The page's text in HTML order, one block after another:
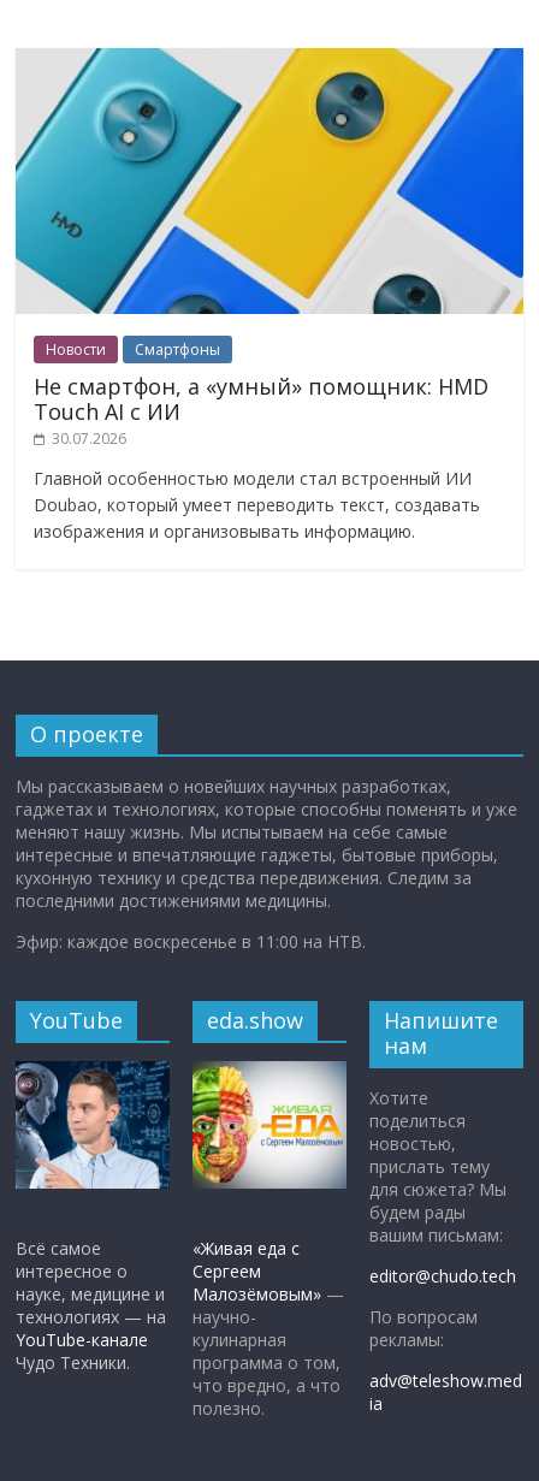
Новости Смартфоны
Не смартфон, а «умный» помощник: HMD
Touch AI с ИИ
30.07.2026
Главной особенностью модели стал встроенный ИИ
Doubao, который умеет переводить текст, создавать
изображения и организовывать информацию.
О проекте
Мы рассказываем о новейших научных разработках,
гаджетах и технологиях, которые способны поменять и уже
меняют нашу жизнь. Мы испытываем на себе самые
интересные и впечатляющие гаджеты, бытовые приборы,
кухонную технику и средства передвижения. Следим за
последними достижениями медицины.
Эфир: каждое воскресенье в 11:00 на НТВ.
YouTube
Всё самое
интересное о
науке, медицине и
технологиях — на
YouTube-канале
Чудо Техники.
eda.show
«Живая еда с
Сергеем
Малозёмовым» —
научно-
кулинарная
программа о том,
что вредно, а что
полезно.
Напишите
нам
Хотите
поделиться
новостью,
прислать тему
для сюжета? Мы
будем рады
вашим письмам:
editor@chudo.tech
По вопросам
рекламы:
adv@teleshow.med
ia